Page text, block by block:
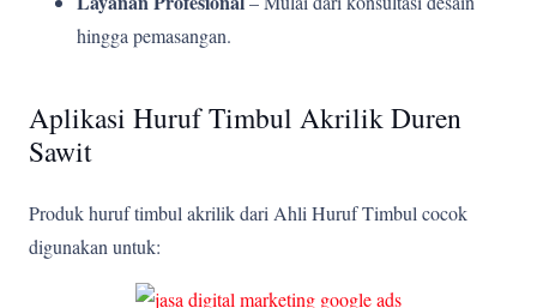
hingga pemasangan.
Aplikasi Huruf Timbul Akrilik Duren
Sawit
Produk huruf timbul akrilik dari Ahli Huruf Timbul cocok
digunakan untuk: